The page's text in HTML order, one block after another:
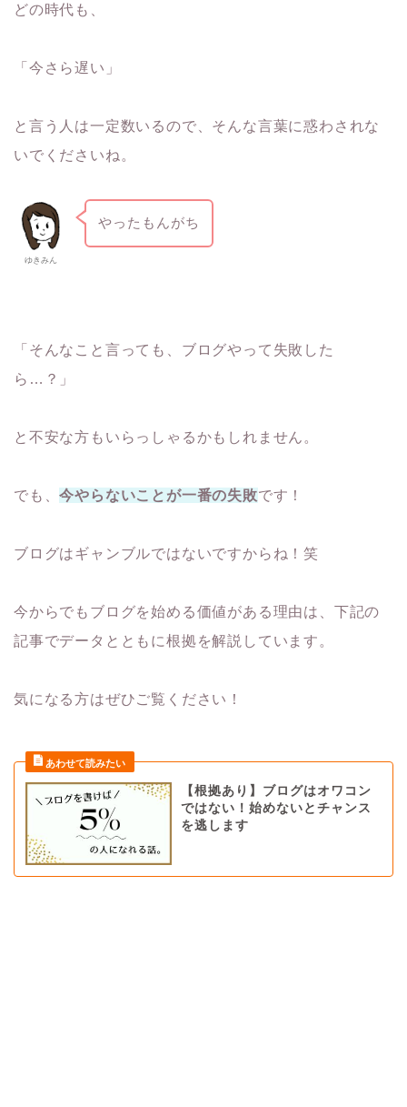
どの時代も、
「今さら遅い」
と言う人は一定数いるので、そんな言葉に惑わされな
いでくださいね。
ゆきみん
やったもんがち
「そんなこと言っても、ブログやって失敗した
ら…？」
と不安な方もいらっしゃるかもしれません。
でも、今やらないことが一番の失敗です！
ブログはギャンブルではないですからね！笑
今からでもブログを始める価値がある理由は、下記の
記事でデータとともに根拠を解説しています。
気になる方はぜひご覧ください！
【根拠あり】ブログはオワコン
ではない！始めないとチャンス
を逃します